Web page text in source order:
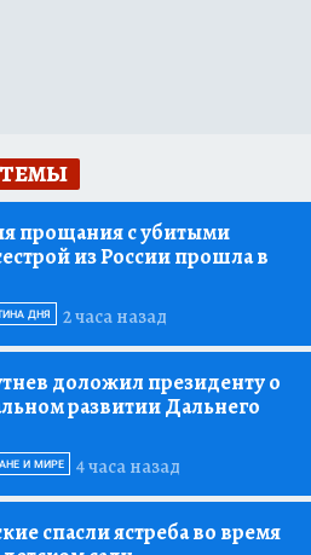
прощания с убитыми
из России прошла в
2 часа назад
ДНЯ
доложил президенту о
развитии Дальнего
4 часа назад
И МИРЕ
спасли ястреба во время